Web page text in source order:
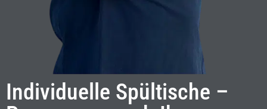
Individuelle Spültische –